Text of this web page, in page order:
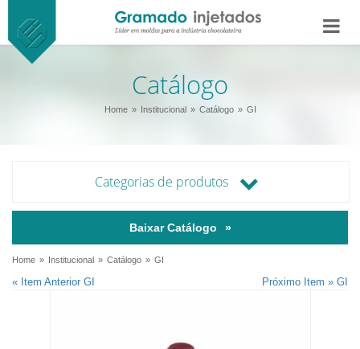
Catálogo
Home Institucional Catálogo GI
Categorias de produtos
Baixar Catálogo
Home Institucional Catálogo GI
« Item Anterior GI Próximo Item » GI